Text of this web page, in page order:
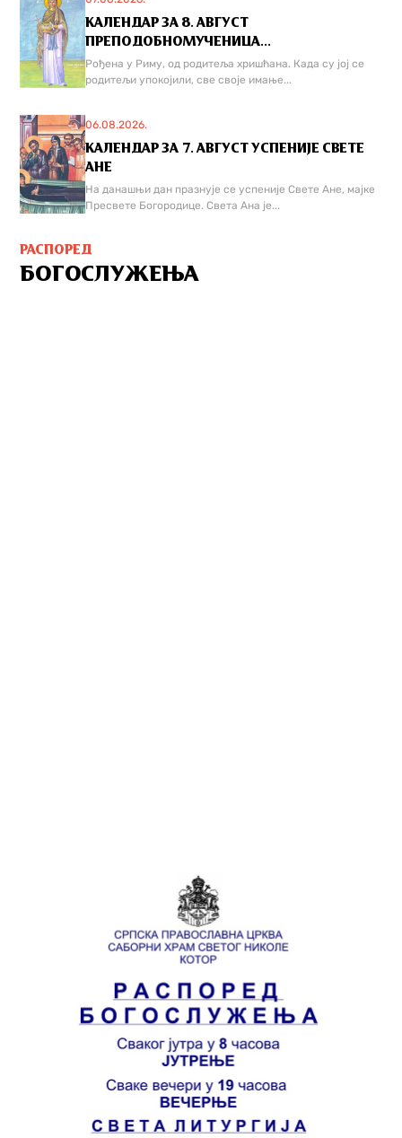
КАЛЕНДАР ЗА 8. АВГУСТ
ПРЕПОДОБНОМУЧЕНИЦА...
Рођена у Риму, од родитеља хришћана. Када су јој се
родитељи упокојили, све своје имање...
06.08.2026.
КАЛЕНДАР ЗА 7. АВГУСТ УСПЕНИЈЕ СВЕТЕ
АНЕ
На данашњи дан празнује се успеније Свете Ане, мајке
Пресвете Богородице. Света Ана је...
РАСПОРЕД
БОГОСЛУЖЕЊА